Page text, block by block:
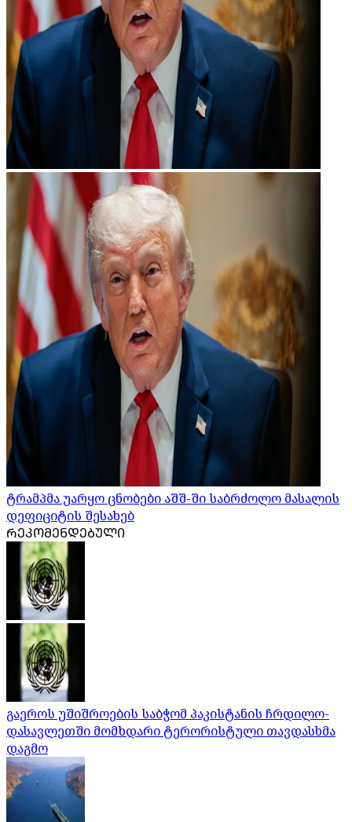
ტრამპმა უარყო ცნობები აშშ-ში საბრძოლო მასალის
დეფიციტის შესახებ
ᲠᲔᲙᲝᲛᲔᲜᲓᲔᲑᲣᲚᲘ
გაეროს უშიშროების საბჭომ პაკისტანის ჩრდილო-
დასავლეთში მომხდარი ტერორისტული თავდასხმა
დაგმო